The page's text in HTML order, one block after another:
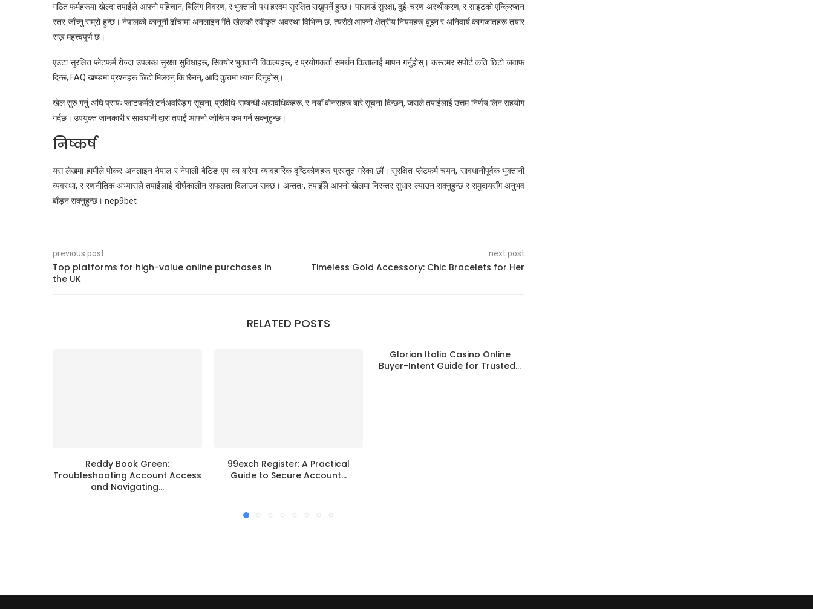
गठित फर्महरूमा खेल्दा तपाईंले आफ्नो पहिचान, बिलिंग विवरण, र भुक्तानी पथ हरदम सुरक्षित राख्नुपर्ने हुन्छ। पासवर्ड सुरक्षा, दुई-चरण अस्थीकरण, र साइटको एन्क्रिप्शन
स्तर जाँच्नु राम्रो हुन्छ। नेपालको कानूनी ढाँचामा अनलाइन गैंते खेलको स्वीकृत अवस्था विभिन्न छ, त्यसैले आफ्नो क्षेत्रीय नियमहरू बुझ्न र अनिवार्य कागजातहरू तयार
राख्न महत्त्वपूर्ण छ।
एउटा सुरक्षित प्लेटफर्म रोज्दा उपलब्ध सुरक्षा सुविधाहरू, सिक्योर भुक्तानी विकल्पहरू, र प्रयोगकर्ता समर्थन कित्तालाई मापन गर्नुहोस्। कस्टमर सपोर्ट कति छिटो जवाफ
दिन्छ, FAQ खण्डमा प्रश्नहरू छिटो मिल्छन् कि छैनन्, आदि कुरामा ध्यान दिनुहोस्।
खेल सुरु गर्नु अघि प्रायः प्लाटफर्मले टर्नअवरिङ्ग सूचना, प्रविधि-सम्बन्धी अद्यावधिकहरू, र नयाँ बोनसहरू बारे सूचना दिन्छन्, जसले तपाईंलाई उत्तम निर्णय लिन सहयोग
गर्दछ। उपयुक्त जानकारी र सावधानी द्वारा तपाईं आफ्नो जोखिम कम गर्न सक्नुहुन्छ।
निष्कर्ष
यस लेखमा हामीले पोकर अनलाइन नेपाल र नेपाली बेटिङ एप का बारेमा व्यावहारिक दृष्टिकोणहरू प्रस्तुत गरेका छौं। सुरक्षित प्लेटफर्म चयन, सावधानीपूर्वक भुक्तानी
व्यवस्था, र रणनीतिक अभ्यासले तपाईंलाई दीर्घकालीन सफलता दिलाउन सक्छ। अन्ततः, तपाईँले आफ्नो खेलमा निरन्तर सुधार ल्याउन सक्नुहुन्छ र समुदायसँग अनुभव
बाँड्न सक्नुहुन्छ। nep9bet
previous post
Top platforms for high-value online purchases in
the UK
next post
Timeless Gold Accessory: Chic Bracelets for Her
RELATED POSTS
Reddy Book Green:
Troubleshooting Account Access
and Navigating...
99exch Register: A Practical
Guide to Secure Account...
Glorion Italia Casino Online
Buyer-Intent Guide for Trusted...